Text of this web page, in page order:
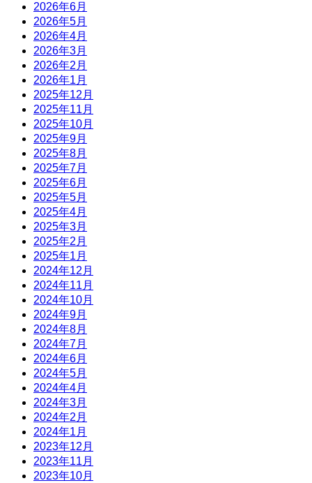
2026年6月
2026年5月
2026年4月
2026年3月
2026年2月
2026年1月
2025年12月
2025年11月
2025年10月
2025年9月
2025年8月
2025年7月
2025年6月
2025年5月
2025年4月
2025年3月
2025年2月
2025年1月
2024年12月
2024年11月
2024年10月
2024年9月
2024年8月
2024年7月
2024年6月
2024年5月
2024年4月
2024年3月
2024年2月
2024年1月
2023年12月
2023年11月
2023年10月